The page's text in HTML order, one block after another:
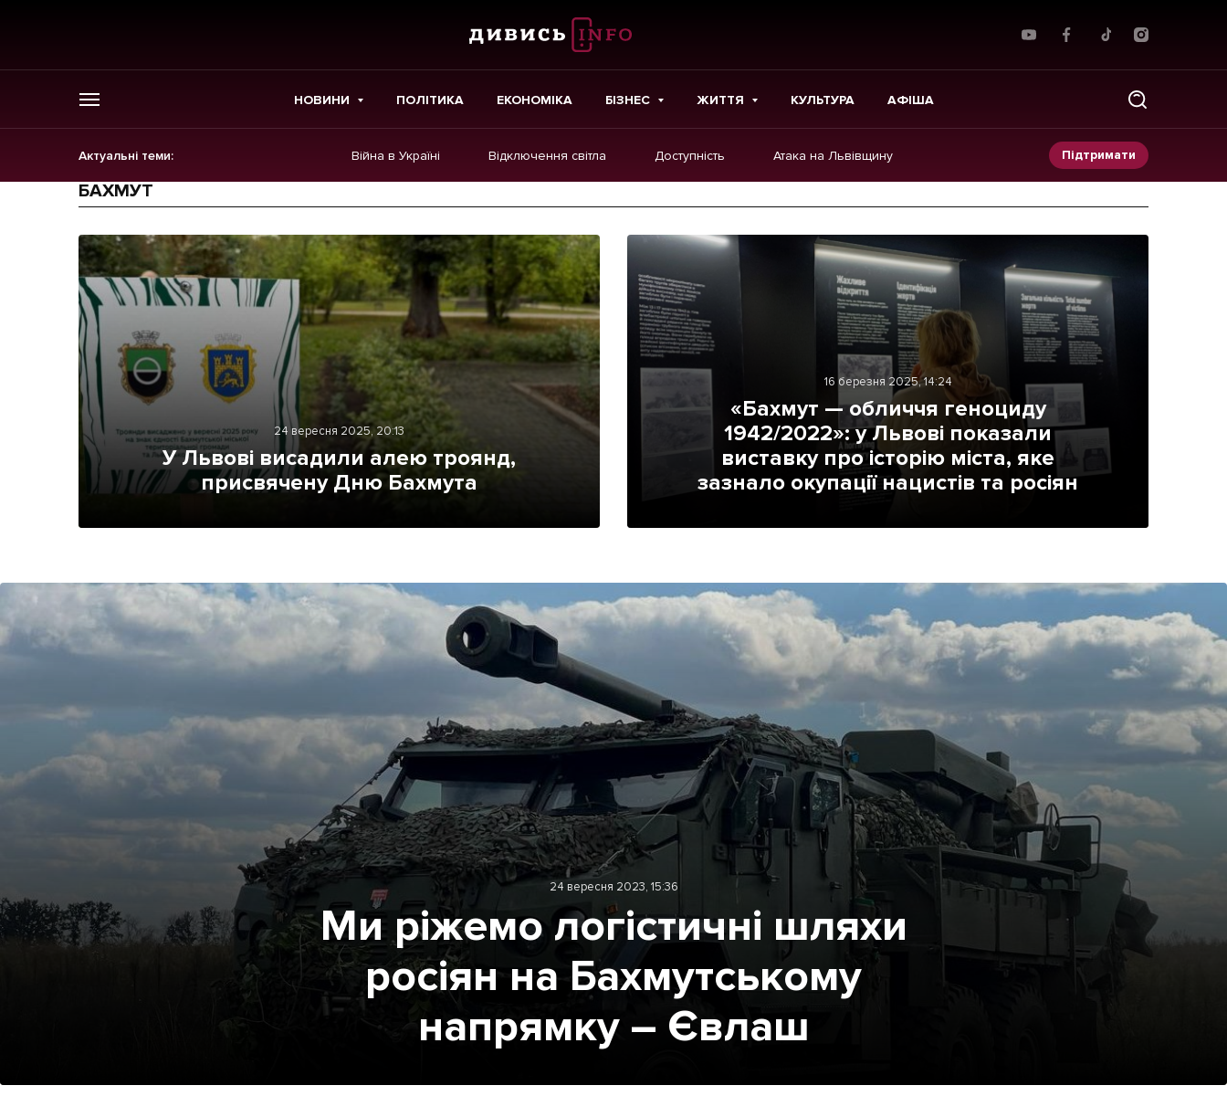
НОВИНИ ПОЛІТИКА ЕКОНОМІКА БІЗНЕС ЖИТТЯ КУЛЬТУРА АФІША
Актуальні теми: Війна в Україні Відключення світла Доступність Атака на Львівщину Підтримати
ГОЛОВНЕ
Новини
Політика
Економіка
Бізнес
Життя
Культура
Афіша
Інтерв'ю
Картки
Репортаж
Розслідування
Погляди
Ініціативи
Прес-релізи
Фото/Відео
Made in Lviv
Політика конфіденційності
БАХМУТ
24 вересня 2025, 20:13
У Львові висадили алею троянд,
присвячену Дню Бахмута
16 березня 2025, 14:24
«Бахмут — обличчя геноциду
1942/2022»: у Львові показали
виставку про історію міста, яке
зазнало окупації нацистів та росіян
24 вересня 2023, 15:36
Ми ріжемо логістичні шляхи
росіян на Бахмутському
напрямку – Євлаш